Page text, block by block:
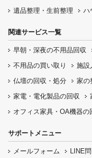
遺品整理・生前整理
ハ
関連サービス一覧
早朝・深夜の不用品回収
不用品の買い取り 施設
仏壇の回収・処分 家の
家電・電化製品の回収
オフィス家具 ・OA機器の
サポートメニュー
メールフォーム LINE